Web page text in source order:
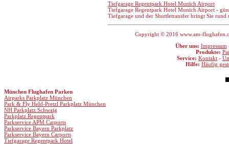
Tiefgarage Regentpark Hotel Munich Airport
Tiefgarage Regentpark Hotel Munich Airport -
Tiefgarage und der Shuttletransfer bringt Sie
Copyright © 2016 www.am-
Über uns: Impressum
Produkte:
Service: Kontakt -
Hilfe: Häufig
München Flughafen Parken
Airparks Parkplatz München
Park & Fly Held-Pretzl Parkplatz München
NH Parkplatz Schwaig
Parkplatz Regentpark
Parkservice APM Carports
Parkservice Bayern Parkplatz
Parkservice Bayern Carports
Tiefgarage Regentpark Hotel